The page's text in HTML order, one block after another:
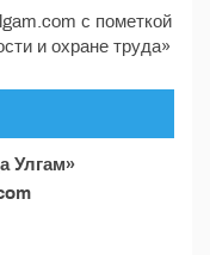
с пометкой
и охране труда»
Улгам»